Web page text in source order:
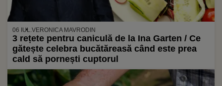
06 IUL.VERONICA MAVRODIN
3 rețete pentru caniculă de la Ina Garten / Ce
gătește celebra bucătăreasă când este prea
cald să pornești cuptorul